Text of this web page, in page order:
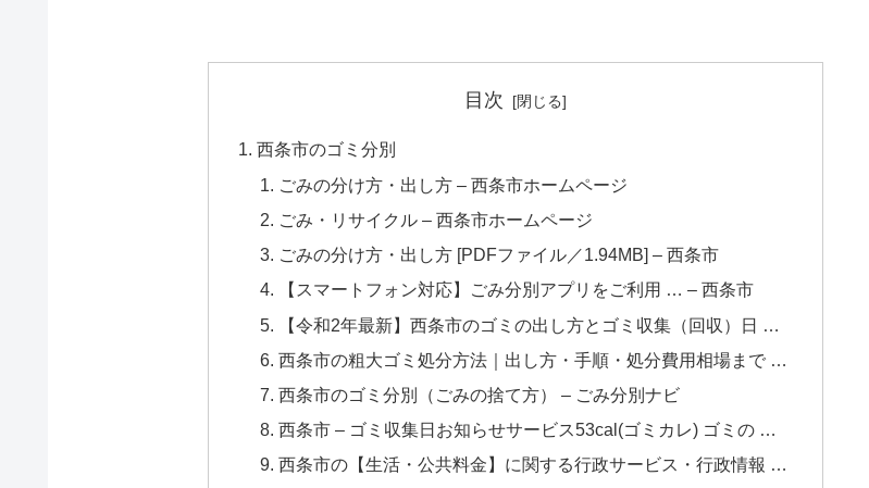
目次
西条市のゴミ分別
ごみの分け方・出し方 – 西条市ホームページ
ごみ・リサイクル – 西条市ホームページ
ごみの分け方・出し方 [PDFファイル／1.94MB] – 西条市
【スマートフォン対応】ごみ分別アプリをご利用 … – 西条市
【令和2年最新】西条市のゴミの出し方とゴミ収集（回収）日 …
西条市の粗大ゴミ処分方法｜出し方・手順・処分費用相場まで …
西条市のゴミ分別（ごみの捨て方） – ごみ分別ナビ
西条市 – ゴミ収集日お知らせサービス53cal(ゴミカレ) ゴミの …
西条市の【生活・公共料金】に関する行政サービス・行政情報 …